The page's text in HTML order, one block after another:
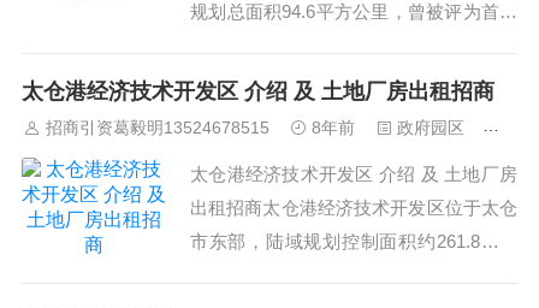
规划总面积94.6平方公里，曾被评为首届
经济指标连续多年翻番，经济总量快速增
的示范区、城市建设的新城区。立足于得
天独...
太仓港经济技术开发区 介绍 及 土地厂房出租招商
招商引资葛毅明13524678515 8年前 政府园区
太仓港经济技术开发区 介绍 及 土地厂房
出租招商太仓港经济技术开发区位于太仓
市东部，陆域规划控制面积约261.8平方